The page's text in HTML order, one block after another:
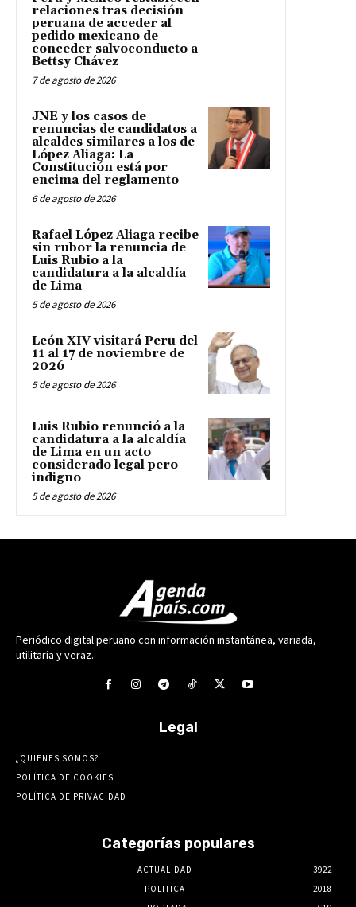
relaciones tras decisión
peruana de acceder al
pedido mexicano de
conceder salvoconducto a
Bettsy Chávez
7 de agosto de 2026
JNE y los casos de
renuncias de candidatos a
alcaldes similares a los de
López Aliaga: La
Constitución está por
encima del reglamento
6 de agosto de 2026
Rafael López Aliaga recibe
sin rubor la renuncia de
Luis Rubio a la
candidatura a la alcaldía
de Lima
5 de agosto de 2026
León XIV visitará Peru del
11 al 17 de noviembre de
2026
5 de agosto de 2026
Luis Rubio renunció a la
candidatura a la alcaldía
de Lima en un acto
considerado legal pero
indigno
5 de agosto de 2026
Periódico digital peruano con información instantánea, variada,
utilitaria y veraz.
Legal
¿QUIENES SOMOS?
POLÍTICA DE COOKIES
POLÍTICA DE PRIVACIDAD
Categorías populares
ACTUALIDAD
3922
POLITICA
2018